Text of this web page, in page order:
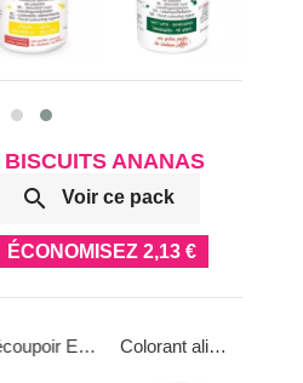
ANANAS
 Voir ce pack
ÉCONOMISEZ 2,13 €
Découpoir Exotic 14cm Colorant alimentaire en poudre 5g